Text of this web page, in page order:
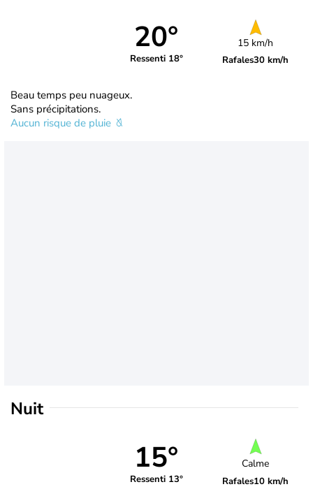
20°
Ressenti 18°
15 km/h
Rafales30 km/h
Beau temps peu nuageux.
Sans précipitations.
Aucun risque de pluie
Nuit
15°
Ressenti 13°
Calme
Rafales10 km/h